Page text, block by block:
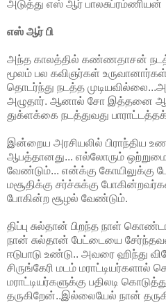
அடுத்து எஸ் ஆர் பாலசுப்ரம்ணியன்
எஸ் ஆர் பி
அந்த காலத்தில் கண்ணதாசன்
மூலம் பல கவிஞர்கள்
தொடர்ந்து நடத்த
அழுதார். ஆனால் சோ இத்தனை
துக்ளக்கை நடத்துவது
இன்றைய அரசியலில் பிராந்திய
ஆபத்தானது... எல்லோரும்
வேண்டும்... என்க்கு கோயிலுக்கு
மசூதிக்கு சர்ச்சுக்கு
போகின்ற சூழல் வேண்டும்.
திப்பு சுல்தான் பிறந்த நாள்
நான் சுல்தான் பேட்டையை
ஈடுபாடு உண்டு.. அவரை ஹிந்து
சிருங்கேரி மடம்
மராட்டியர்களுக்கு பதிலடி
தருகிறேன்..இல்லையேல் நான்